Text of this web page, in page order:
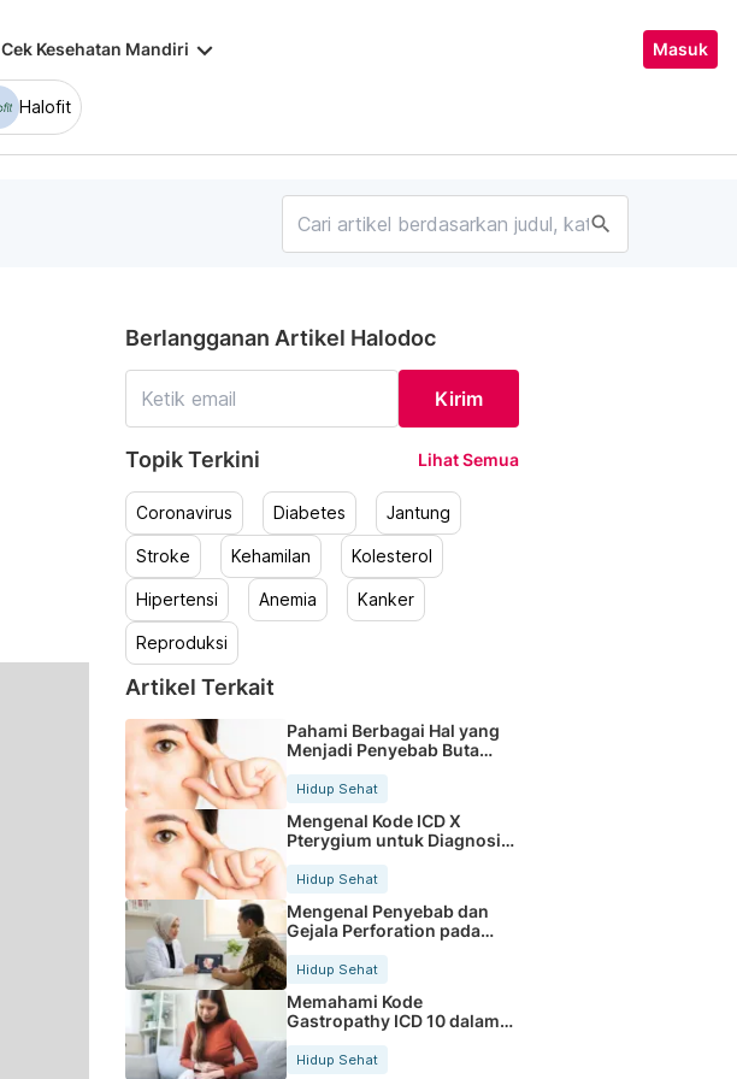
Cek Kesehatan Mandiri keyboard_arrow_down Masuk
Halofit
search
Berlangganan Artikel Halodoc
Kirim
Topik Terkini Lihat Semua
Coronavirus Diabetes Jantung
Stroke Kehamilan Kolesterol
Hipertensi Anemia Kanker
Reproduksi
Artikel Terkait
Pahami Berbagai Hal yang
Menjadi Penyebab Buta
Hidup Sehat
Mengenal Kode ICD X
Pterygium untuk Diagnosis
Hidup Sehat
Mengenal Penyebab dan
Gejala Perforation pada
Tubuh
Hidup Sehat
Memahami Kode
Gastropathy ICD 10 dalam
Rekam Medis Pasien
Hidup Sehat